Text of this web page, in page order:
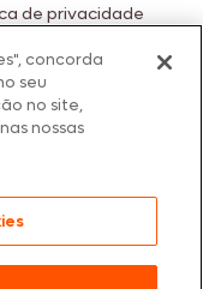
de privacidade
enquanto durarem os
a análise e confirmação
são válidos
parceiros.
de estoque.
concorda
seu
no site,
nossas